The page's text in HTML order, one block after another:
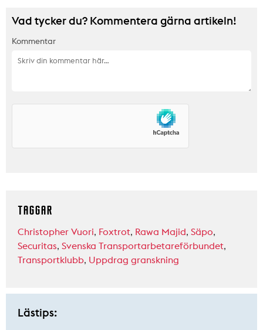
Vad tycker du? Kommentera gärna artikeln!
Kommentar
TAGGAR
Christopher Vuori, Foxtrot, Rawa Majid, Säpo,
Securitas, Svenska Transportarbetareförbundet,
Transportklubb, Uppdrag granskning
Lästips: